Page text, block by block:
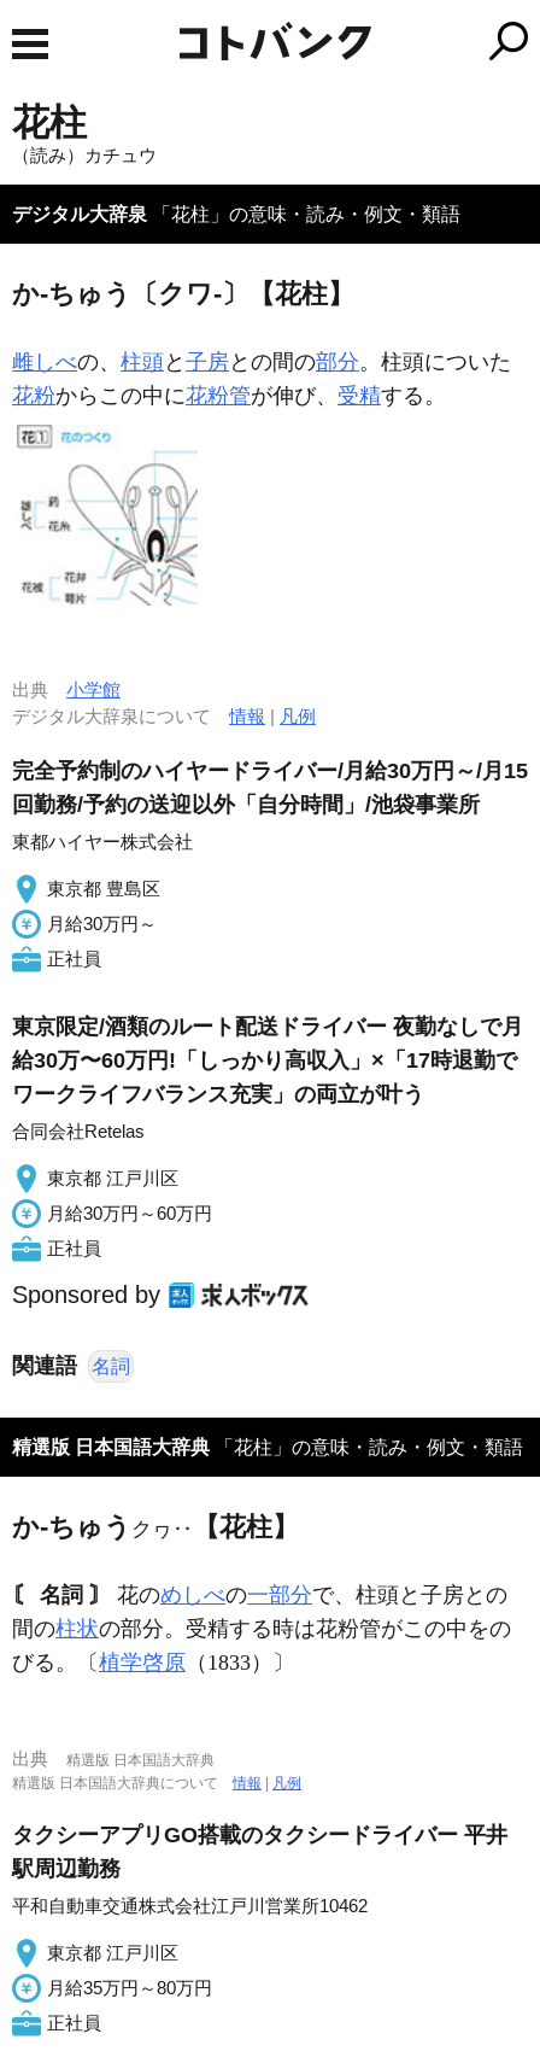
花柱
（読み）カチュウ
デジタル大辞泉 「花柱」の意味・読み・例文・類語
か‐ちゅう〔クワ‐〕【花柱】
雌しべの、 柱頭と 子房との間の部分。柱頭についた
花粉からこの中に花粉管が伸び、 受精する。
出典 小学館
デジタル大辞泉について情報 | 凡例
完全予約制のハイヤードライバー/月給30万円～/月15
回勤務/予約の送迎以外「自分時間」/池袋事業所
東都ハイヤー株式会社
東京都 豊島区
月給30万円～
正社員
東京限定/酒類のルート配送ドライバー 夜勤なしで月
給30万〜60万円!「しっかり高収入」×「17時退勤で
ワークライフバランス充実」の両立が叶う
合同会社Retelas
東京都 江戸川区
月給30万円～60万円
正社員
Sponsored by
関連語 名詞
精選版 日本国語大辞典 「花柱」の意味・読み・例文・類語
か‐ちゅう クヮ‥ 【花柱】
〘 名詞 〙 花のめしべの一部分で、柱頭と子房との
間の柱状の部分。受精する時は花粉管がこの中をの
びる。〔植学啓原 （1833）〕
出典
精選版 日本国語大辞典
精選版 日本国語大辞典について情報 | 凡例
タクシーアプリGO搭載のタクシードライバー 平井
駅周辺勤務
平和自動車交通株式会社江戸川営業所10462
東京都 江戸川区
月給35万円～80万円
正社員